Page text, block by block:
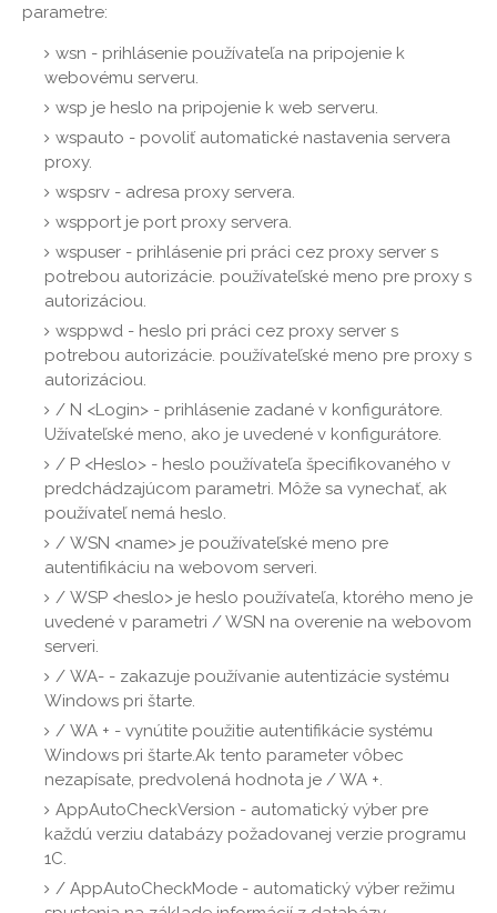
parametre:
wsn - prihlásenie používateľa na pripojenie k
webovému serveru.
wsp je heslo na pripojenie k web serveru.
wspauto - povoliť automatické nastavenia servera
proxy.
wspsrv - adresa proxy servera.
wspport je port proxy servera.
wspuser - prihlásenie pri práci cez proxy server s
potrebou autorizácie. používateľské meno pre proxy s
autorizáciou.
wsppwd - heslo pri práci cez proxy server s
potrebou autorizácie. používateľské meno pre proxy s
autorizáciou.
/ N <Login> - prihlásenie zadané v konfigurátore.
Užívateľské meno, ako je uvedené v konfigurátore.
/ P <Heslo> - heslo používateľa špecifikovaného v
predchádzajúcom parametri. Môže sa vynechať, ak
používateľ nemá heslo.
/ WSN <name> je používateľské meno pre
autentifikáciu na webovom serveri.
/ WSP <heslo> je heslo používateľa, ktorého meno je
uvedené v parametri / WSN na overenie na webovom
serveri.
/ WA- - zakazuje používanie autentizácie systému
Windows pri štarte.
/ WA + - vynútite použitie autentifikácie systému
Windows pri štarte.Ak tento parameter vôbec
nezapísate, predvolená hodnota je / WA +.
AppAutoCheckVersion - automatický výber pre
každú verziu databázy požadovanej verzie programu
1C.
/ AppAutoCheckMode - automatický výber režimu